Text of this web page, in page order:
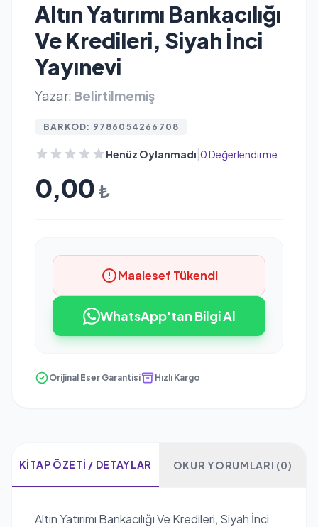
Altın Yatırımı Bankacılığı
Ve Kredileri, Siyah İnci
Yayınevi
Yazar: Belirtilmemiş
BARKOD: 9786054266708
Henüz Oylanmadı 0 Değerlendirme
0,00 ₺
Maalesef Tükendi
WhatsApp'tan Bilgi Al
Orijinal Eser Garantisi Hızlı Kargo
KITAP ÖZETI / DETAYLAR OKUR YORUMLARI (0)
Altın Yatırımı Bankacılığı Ve Kredileri, Siyah İnci